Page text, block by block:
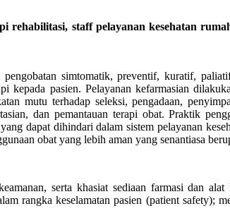
staff pelayanan kesehatan
simtomatik, preventif, kuratif,
kepada pasien. Pelayanan kefarmasian
mutu terhadap seleksi, pengadaan,
dan pemantauan terapi obat. Praktik
dapat dihindari dalam sistem pelayanan
obat yang lebih aman yang senantiasa
serta khasiat sediaan farmasi dan
rangka keselamatan pasien (patient safety);